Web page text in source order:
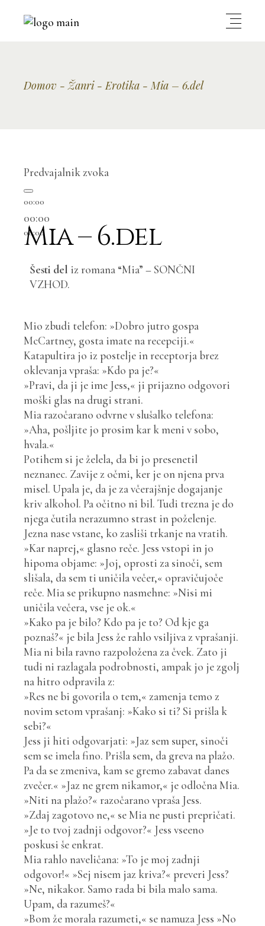
Domov Žanri Erotika Mia – 6.del
Predvajalnik zvoka
00:00
00:00
00:00
Mia – 6.del
Šesti del iz romana “Mia” – SONČNI
VZHOD.
Mio zbudi telefon: »Dobro jutro gospa
McCartney, gosta imate na recepciji.«
Katapultira jo iz postelje in receptorja brez
oklevanja vpraša: »Kdo pa je?«
»Pravi, da ji je ime Jess,« ji prijazno odgovori
moški glas na drugi strani.
Mia razočarano odvrne v slušalko telefona:
»Aha, pošljite jo prosim kar k meni v sobo,
hvala.«
Potihem si je želela, da bi jo presenetil
neznanec. Zavije z očmi, ker je on njena prva
misel. Upala je, da je za včerajšnje dogajanje
kriv alkohol. Pa očitno ni bil. Tudi trezna je do
njega čutila nerazumno strast in poželenje.
Jezna nase vstane, ko zasliši trkanje na vratih.
»Kar naprej,« glasno reče. Jess vstopi in jo
hipoma objame: »Joj, oprosti za sinoči, sem
slišala, da sem ti uničila večer,« opravičujoče
reče. Mia se prikupno nasmehne: »Nisi mi
uničila večera, vse je ok.«
»Kako pa je bilo? Kdo pa je to? Od kje ga
poznaš?« je bila Jess že rahlo vsiljiva z vprašanji.
Mia ni bila ravno razpoložena za čvek. Zato ji
tudi ni razlagala podrobnosti, ampak jo je zgolj
na hitro odpravila z:
»Res ne bi govorila o tem,« zamenja temo z
novim setom vprašanj: »Kako si ti? Si prišla k
sebi?«
Jess ji hiti odgovarjati: »Jaz sem super, sinoči
sem se imela fino. Prišla sem, da greva na plažo.
Pa da se zmeniva, kam se gremo zabavat danes
zvečer.« »Jaz ne grem nikamor,« je odločna Mia.
»Niti na plažo?« razočarano vpraša Jess.
»Zdaj zagotovo ne,« se Mia ne pusti prepričati.
»Je to tvoj zadnji odgovor?« Jess vseeno
poskusi še enkrat.
Mia rahlo naveličana: »To je moj zadnji
odgovor!« »Sej nisem jaz kriva?« preveri Jess?
»Ne, nikakor. Samo rada bi bila malo sama.
Upam, da razumeš?«
»Bom že morala razumeti,« se namuza Jess »No